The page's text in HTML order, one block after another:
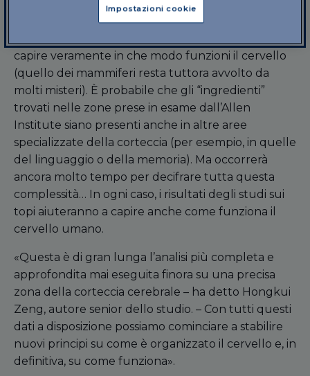
Questo “catalogo” delle aree della visione e del
capire veramente in che modo funzioni il cervello
(quello dei mammiferi resta tuttora avvolto da
molti misteri). È probabile che gli “ingredienti”
trovati nelle zone prese in esame dall’Allen
Institute siano presenti anche in altre aree
specializzate della corteccia (per esempio, in quelle
del linguaggio o della memoria). Ma occorrerà
ancora molto tempo per decifrare tutta questa
complessità… In ogni caso, i risultati degli studi sui
topi aiuteranno a capire anche come funziona il
cervello umano.
«Questa è di gran lunga l’analisi più completa e
approfondita mai eseguita finora su una precisa
zona della corteccia cerebrale – ha detto Hongkui
Zeng, autore senior dello studio. – Con tutti questi
dati a disposizione possiamo cominciare a stabilire
nuovi principi su come è organizzato il cervello e, in
definitiva, su come funziona».
Impostazioni cookie